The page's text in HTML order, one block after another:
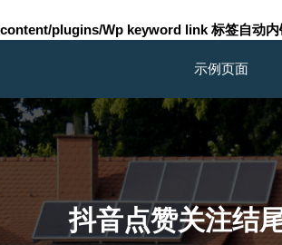
plugins/Wp keyword link 标签自动
示例页面
抖音点赞关注结